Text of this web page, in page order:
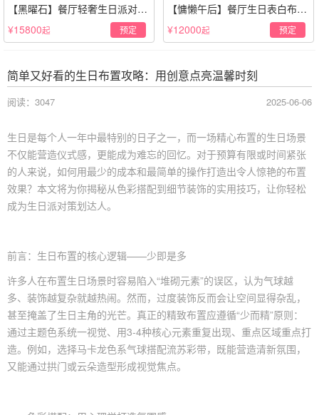
【黑曜石】餐厅轻奢生日派对策
划·黑金风格
¥15800起 预定
【慵懒午后】餐厅生日表白布置
场景·轻奢白色系
¥12000起 预定
简单又好看的生日布置攻略：用创意点亮温馨时刻
阅读：3047 2025-06-06
生日是每个人一年中最特别的日子之一，而一场精心布置的生日场景
不仅能营造仪式感，更能成为难忘的回忆。对于预算有限或时间紧张
的人来说，如何用最少的成本和最简单的操作打造出令人惊艳的布置
效果？本文将为你揭秘从色彩搭配到细节装饰的实用技巧，让你轻松
成为生日派对策划达人。
前言： 生日布置的核心逻辑——少即是多
许多人在布置生日场景时容易陷入“堆砌元素”的误区，认为气球越
多、装饰越复杂就越热闹。然而，过度装饰反而会让空间显得杂乱，
甚至掩盖了生日主角的光芒。真正的精致布置应遵循“少而精”原则：
通过主题色系统一视觉、用3-4种核心元素重复出现、重点区域重点打
造。例如，选择马卡龙色系气球搭配流苏彩带，既能营造清新氛围，
又能通过拱门或云朵造型形成视觉焦点。